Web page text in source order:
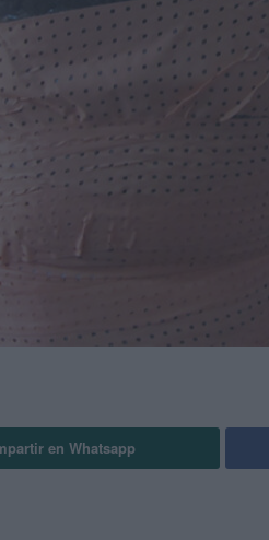
en Whatsapp